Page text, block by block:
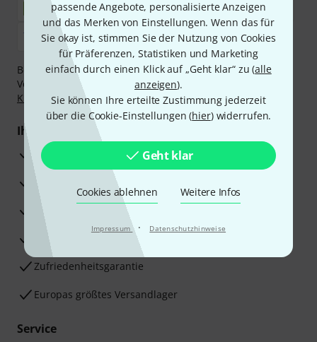
passende Angebote, personalisierte Anzeigen
und das Merken von Einstellungen. Wenn das für
Sie okay ist, stimmen Sie der Nutzung von Cookies
für Präferenzen, Statistiken und Marketing
einfach durch einen Klick auf „Geht klar“ zu (alle
anzeigen).
Sie können Ihre erteilte Zustimmung jederzeit
über die Cookie-Einstellungen (hier) widerrufen.
Geht klar
Cookies ablehnen Weitere Infos
Impressum · Datenschutzhinweise
Bezahlen Sie vertraulich und sicher per Nachnahme,
Vorkasse, PayPal, Amazon Pay,Klarna Sofort bezahlen
Klarna Ratenzahlungoder Kreditkarte.
Ihre Vorteile
3 Jahre Thomann Garantie
30 Tage Money-Back-Garantie
Beratung durch Fachexperten
Zufriedenheitsgarantie
Europas größtes Versandlager
Service